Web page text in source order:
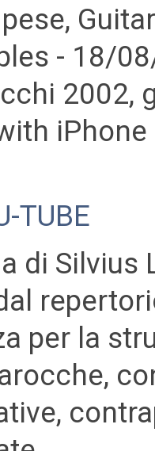
- 18/
2002,
TUBE
di Silvius
per la